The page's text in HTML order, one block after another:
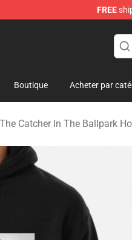
FREE
In The Ballpark
Boutique Acheter par
The Catcher In The Ballpark